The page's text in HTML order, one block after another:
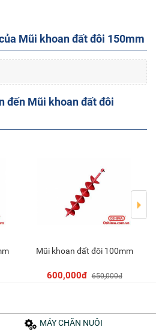
Mũi khoan đất đôi 150mm
đến Mũi khoan đất đôi
Thêm vào giỏ
Mũi khoan đất đôi 100mm
600,000đ 650,000đ
MÁY CHĂN NUÔI